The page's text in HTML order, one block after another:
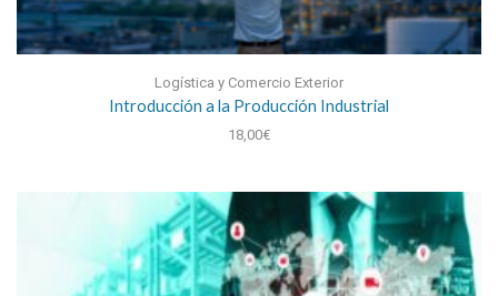
Logística y Comercio Exterior
Introducción a la Producción Industrial
18,00€